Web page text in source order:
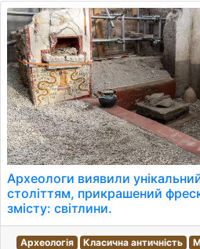
Археологи виявили
століттям, прикрашений
змісту: світлини.
Археологія Класична античність